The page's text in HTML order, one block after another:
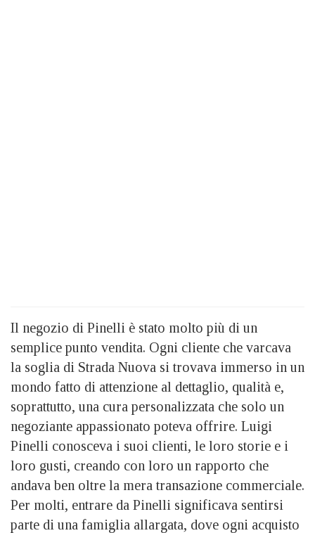
Il negozio di Pinelli è stato molto più di un
semplice punto vendita. Ogni cliente che varcava
la soglia di Strada Nuova si trovava immerso in un
mondo fatto di attenzione al dettaglio, qualità e,
soprattutto, una cura personalizzata che solo un
negoziante appassionato poteva offrire. Luigi
Pinelli conosceva i suoi clienti, le loro storie e i
loro gusti, creando con loro un rapporto che
andava ben oltre la mera transazione commerciale.
Per molti, entrare da Pinelli significava sentirsi
parte di una famiglia allargata, dove ogni acquisto